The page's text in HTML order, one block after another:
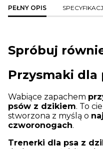
PEŁNY OPIS
Spróbuj
Przysmaki dla
Wabiące zapachem
psów z dzikiem. To
stworzona z myślą o
czworonogach.
Trenerki dla psa z